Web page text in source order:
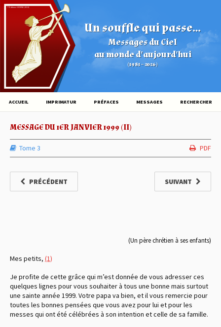
Un souffle qui passe...
Messages du Ciel
au monde d'aujourd'hui
(1981 – 2026)
© Éditions HOVINE (2026)
ACCUEIL IMPRIMATUR PRÉFACES MESSAGES RECHERCHER
MESSAGE DU 1ER JANVIER 1999 (II)
Tome 3 PDF
PRÉCÉDENT SUIVANT
(Un père chrétien à ses enfants)
Mes petits, (1)
Je profite de cette grâce qui m’est donnée de vous adresser ces
quelques lignes pour vous souhaiter à tous une bonne mais surtout
une sainte année 1999. Votre papa va bien, et il vous remercie pour
toutes les bonnes pensées que vous avez pour lui et pour les
messes qui ont été célébrées à son intention et celle de sa famille.